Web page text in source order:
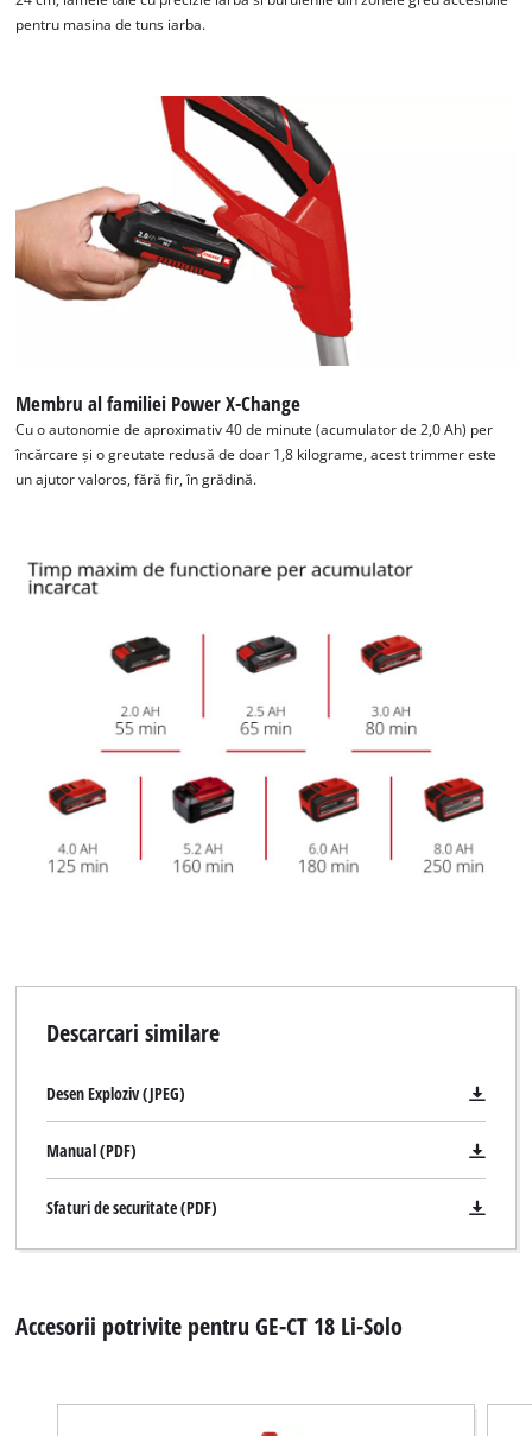
Avem nevoie de acordul dvs. pentru a
incarca serviciul Google Maps!
This content is not permitted to load due
to trackers that are not disclosed to the
visitor. The website owner needs to setup
to the list of technologies used.
Usercentrics Consent
Management Platform
pentru masina de tuns iarba.
Membru al familiei Power X-Change
Cu o autonomie de aproximativ 40 de minute (acumulator de 2,0 Ah) per
încărcare și o greutate redusă de doar 1,8 kilograme, acest trimmer este
un ajutor valoros, fără fir, în grădină.
Descarcari similare
Desen Exploziv (JPEG)
Manual (PDF)
Sfaturi de securitate (PDF)
Accesorii potrivite pentru GE-CT 18 Li-Solo